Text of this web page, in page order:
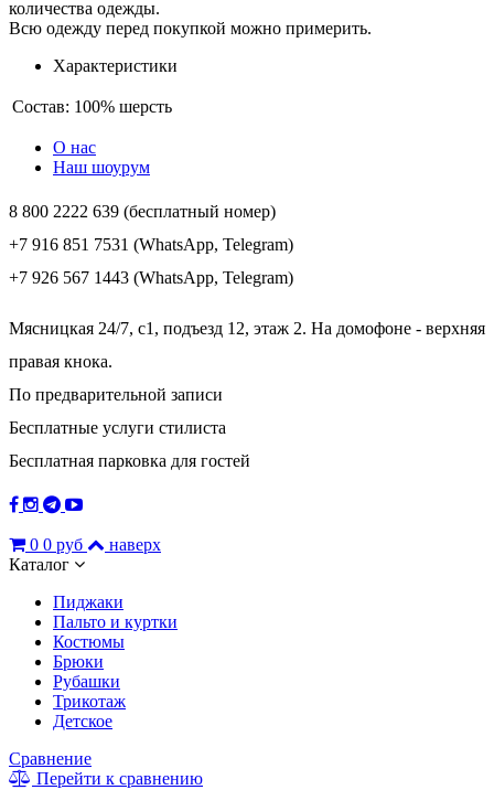
количества одежды.
Всю одежду перед покупкой можно примерить.
Характеристики
Состав: 100% шерсть
О нас
Наш шоурум
8 800 2222 639 (бесплатный номер)
+7 916 851 7531 (WhatsApp, Telegram)
+7 926 567 1443 (WhatsApp, Telegram)
Мясницкая 24/7, с1, подъезд 12, этаж 2. На домофоне - верхняя
правая кнока.
По предварительной записи
Бесплатные услуги стилиста
Бесплатная парковка для гостей
0 0 руб
наверх
Каталог
Пиджаки
Пальто и куртки
Костюмы
Брюки
Рубашки
Трикотаж
Детское
Сравнение
Перейти к сравнению